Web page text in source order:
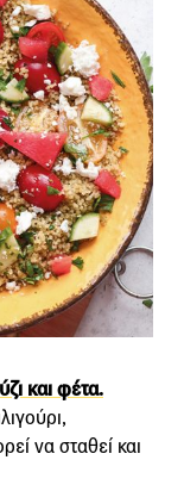
και φέτα.
να σταθεί και